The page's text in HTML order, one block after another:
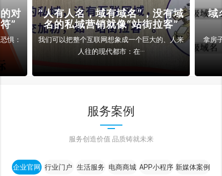
对
”
惧：
“人有人名，域有域名”，没有域
名的私域营销就像“站街拉客”
我们可以把整个互联网想象成一个巨大的、人来
人往的现代都市：在···
域
拿房
服务案例
服务创造价值 品质铸就未来
企业官网 行业门户 生活服务 电商商城 APP小程序 新媒体案例